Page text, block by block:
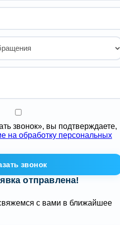
звонок», вы подтверждаете,
обработку персональных
звонок
отправлена!
с вами в ближайшее